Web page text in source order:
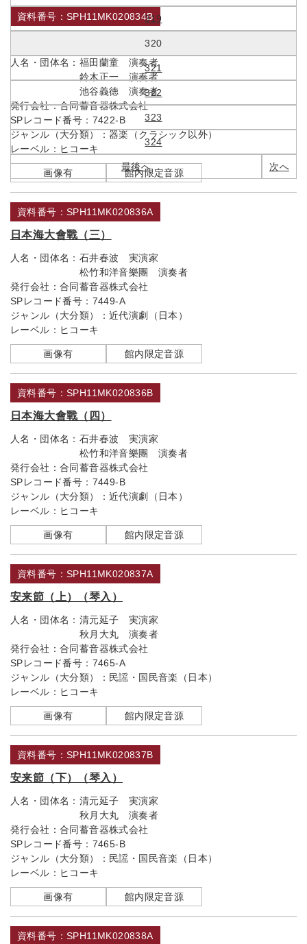
319
320
321
322
323
324
次へ
最後へ
資料番号：SPH11MK020834B
人名・団体名： 福田蘭童 演奏者
鈴木正一 演奏者
池谷義徳 演奏者
発行会社：合同蓄音器株式会社
SPレコード番号： 7422-B
ジャンル（大分類）： 器楽（クラシック以外）
レーベル： ヒコーキ
画像有 館内限定音源
資料番号：SPH11MK020836A
日本海大會戰（三）
人名・団体名： 石井春波 実演家
松竹和洋音樂團 演奏者
発行会社： 合同蓄音器株式会社
SPレコード番号： 7449-A
ジャンル（大分類）： 近代演劇（日本）
レーベル： ヒコーキ
画像有 館内限定音源
資料番号：SPH11MK020836B
日本海大會戰（四）
人名・団体名： 石井春波 実演家
松竹和洋音樂團 演奏者
発行会社： 合同蓄音器株式会社
SPレコード番号： 7449-B
ジャンル（大分類）： 近代演劇（日本）
レーベル： ヒコーキ
画像有 館内限定音源
資料番号：SPH11MK020837A
安来節（上）（琴入）
人名・団体名： 清元延子 実演家
秋月大丸 演奏者
発行会社： 合同蓄音器株式会社
SPレコード番号： 7465-A
ジャンル（大分類）： 民謡・国民音楽（日本）
レーベル： ヒコーキ
画像有 館内限定音源
資料番号：SPH11MK020837B
安来節（下）（琴入）
人名・団体名： 清元延子 実演家
秋月大丸 演奏者
発行会社： 合同蓄音器株式会社
SPレコード番号： 7465-B
ジャンル（大分類）： 民謡・国民音楽（日本）
レーベル： ヒコーキ
画像有 館内限定音源
資料番号：SPH11MK020838A